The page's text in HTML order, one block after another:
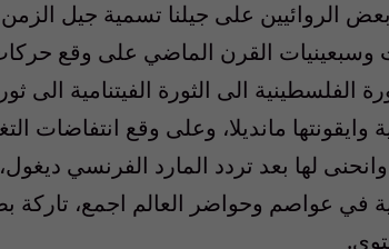
الروائيين على جيلنا تسمية جيل
وسبعينيات القرن الماضي على وقع
الفلسطينية الى الثورة الفيتنامية الى
وايقونتها مانديلا، وعلى وقع انتفاضات
لها بعد تردد المارد الفرنسي
في عواصم وحواضر العالم اجمع،